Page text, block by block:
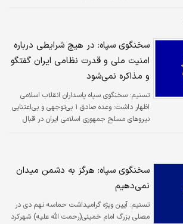
سخنگوی سپاه: در هیچ شرایطی درباره
امنیت ملی و قدرت نظامی ایران گفتگو
و مذاکره نمی‌شود
تسنیم: سخنگوی سپاه پاسداران انقلاب اسلامی
اظهار داشت: وعده صادق ۱ بی‌توجهی و بی‌اعتنایی
نیروهای مسلح جمهوری اسلامی ایران در قبال
نیروهای مسلح ایران را به تصویر کشید.
سخنگوی سپاه: هرگز به دشمن میدان
نمی‌دهیم
تسنیم: آیین ویژه گرامیداشت حماسه نهم دی در
مصلی بزرگ امام خمینی(رحمت الله علیه) شهرکرد